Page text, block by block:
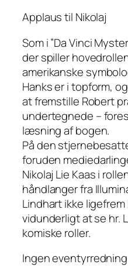
Applaus til Nikolaj
Som i ”Da Vinci
der spiller
amerikanske
Hanks er i topform,
at fremstille Robert
undertegnede –
læsning af bogen.
På den
foruden
Nikolaj Lie Kaas i
håndlanger fra
Lindhart ikke
vidunderligt at se hr.
komiske roller.
Ingen